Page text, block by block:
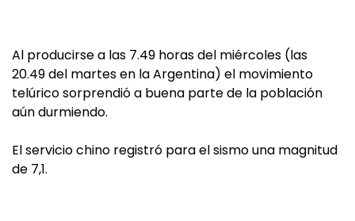
Al producirse a las 7.49 horas del miércoles (las
20.49 del martes en la Argentina) el movimiento
telúrico sorprendió a buena parte de la población
aún durmiendo.
El servicio chino registró para el sismo una magnitud
de 7,1.